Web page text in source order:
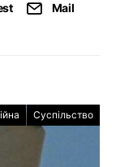
Mail
Суспільство